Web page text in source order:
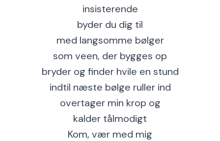
insisterende
byder du dig til
med langsomme bølger
som veen, der bygges op
bryder og finder hvile en stund
indtil næste bølge ruller ind
overtager min krop og
kalder tålmodigt
Kom, vær med mig